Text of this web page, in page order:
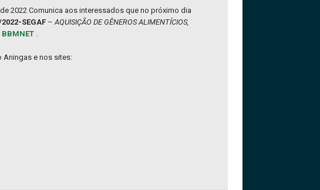
2022 Comunica aos interessados que no próximo dia
SEGAF –AQUISIÇÃO DE GÊNEROS ALIMENTÍCIOS,
BBMNET .
Aningas e nos sites: